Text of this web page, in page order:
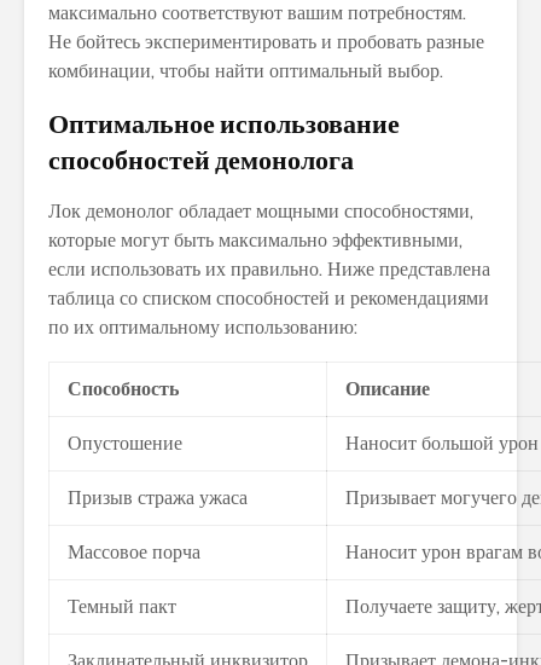
максимально соответствуют вашим потребностям.
Не бойтесь экспериментировать и пробовать разные
комбинации, чтобы найти оптимальный выбор.
Оптимальное использование
способностей демонолога
Лок демонолог обладает мощными способностями,
которые могут быть максимально эффективными,
если использовать их правильно. Ниже представлена
таблица со списком способностей и рекомендациями
по их оптимальному использованию:
Способность Описание
Опустошение Наносит большой
Призыв стража ужаса Призывает могучего
Массовое порча Наносит урон врагам
Темный пакт Получаете защиту,